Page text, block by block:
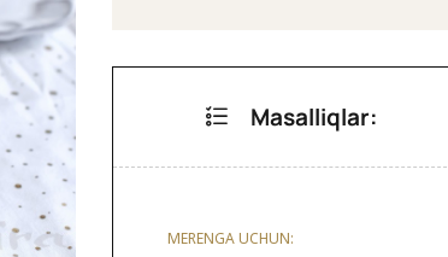
Masalliqlar:
MERENGA UCHUN: